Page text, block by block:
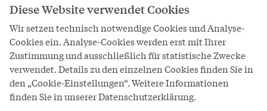
Albrecht
Erzherzog von Österreich / Teschener Linie (nicht
regierendes Mitglied der Dynastie)
Geb. am 3. August 1817 in Wien
Gest. am 18. Februar 1895 in Arco (Italien)
Diese Website verwendet Cookies
Wir setzen technisch notwendige Cookies und Analyse-
Cookies ein. Analyse-Cookies werden erst mit Ihrer
Zustimmung und ausschließlich für statistische Zwecke
verwendet. Details zu den einzelnen Cookies finden Sie in
den „Cookie-Einstellungen“. Weitere Informationen
finden Sie in unserer Datenschutzerklärung.